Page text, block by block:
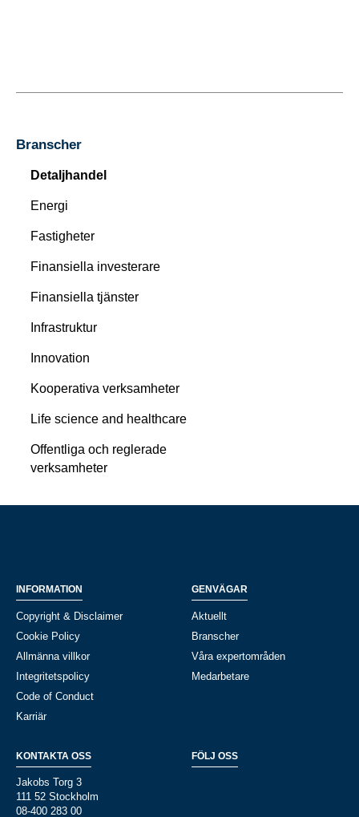
Branscher
Detaljhandel
Energi
Fastigheter
Finansiella investerare
Finansiella tjänster
Infrastruktur
Innovation
Kooperativa verksamheter
Life science and healthcare
Offentliga och reglerade
verksamheter
INFORMATION
Copyright & Disclaimer
Cookie Policy
Allmänna villkor
Integritetspolicy
Code of Conduct
Karriär
GENVÄGAR
Aktuellt
Branscher
Våra expertområden
Medarbetare
KONTAKTA OSS
Jakobs Torg 3
111 52 Stockholm
08-400 283 00
FÖLJ OSS